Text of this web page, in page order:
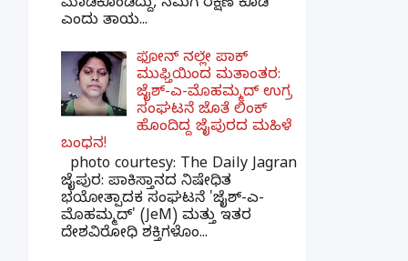
ಮಾಡಿಕೊಂಡಿದ್ದು, ನಮಗೆ ರಕ್ಷಣೆ ಕೊಡಿ
ಎಂದು ತಾಯ...
ಫೋನ್ ನಲ್ಲೇ ಪಾಕ್
ಮುಫ್ತಿಯಿಂದ ಮತಾಂತರ:
ಜೈಶ್-ಎ-ಮೊಹಮ್ಮದ್ ಉಗ್ರ
ಸಂಘಟನೆ ಜೊತೆ ಲಿಂಕ್
ಹೊಂದಿದ್ದ ಜೈಪುರದ ಮಹಿಳೆ
ಬಂಧನ!
photo courtesy: The Daily Jagran
ಜೈಪುರ: ಪಾಕಿಸ್ತಾನದ ನಿಷೇಧಿತ
ಭಯೋತ್ಪಾದಕ ಸಂಘಟನೆ 'ಜೈಶ್-ಎ-
ಮೊಹಮ್ಮದ್' (JeM) ಮತ್ತು ಇತರ
ದೇಶವಿರೋಧಿ ಶಕ್ತಿಗಳೊಂ...